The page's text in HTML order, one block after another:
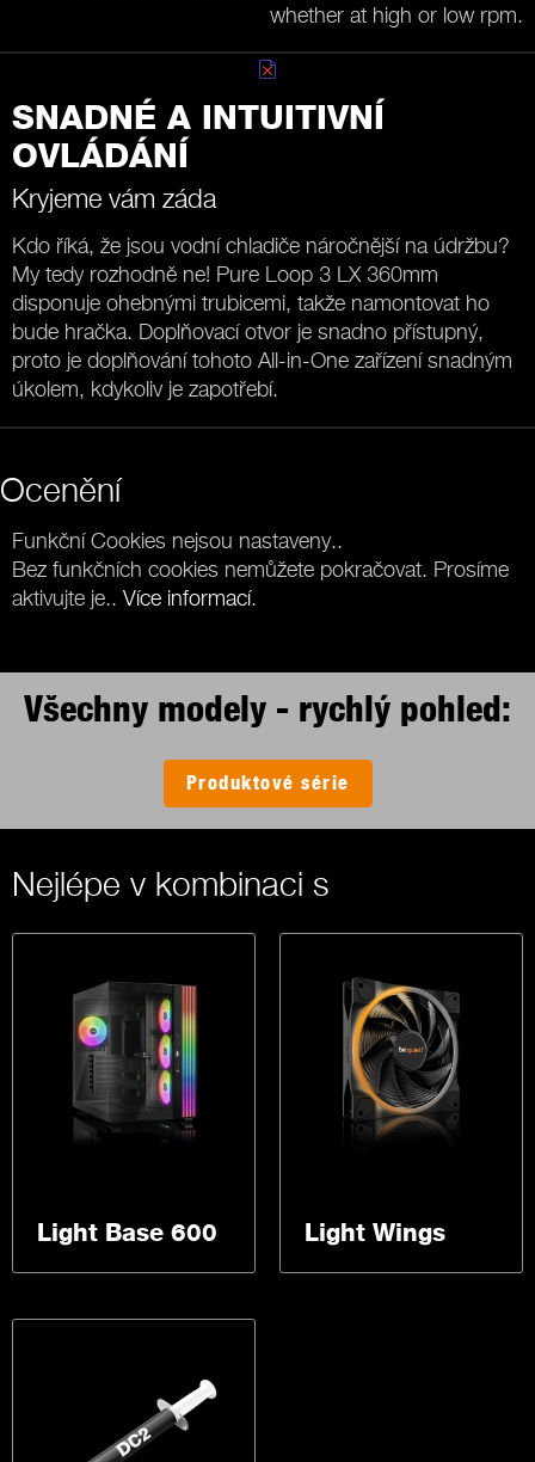
whether at high or low rpm.
SNADNÉ A INTUITIVNÍ
OVLÁDÁNÍ
Kryjeme vám záda
Kdo říká, že jsou vodní chladiče náročnější na údržbu?
My tedy rozhodně ne! Pure Loop 3 LX 360mm
disponuje ohebnými trubicemi, takže namontovat ho
bude hračka. Doplňovací otvor je snadno přístupný,
proto je doplňování tohoto All-in-One zařízení snadným
úkolem, kdykoliv je zapotřebí.
Ocenění
Funkční Cookies nejsou nastaveny..
Bez funkčních cookies nemůžete pokračovat. Prosíme
aktivujte je.. Více informací.
Všechny modely - rychlý pohled:
Produktové série
Nejlépe v kombinaci s
Light Base 600 Light Wings